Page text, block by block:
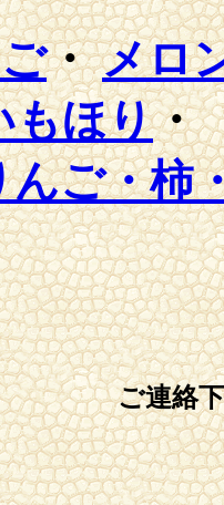
・メロ
もほり・
んご・柿
ご連絡